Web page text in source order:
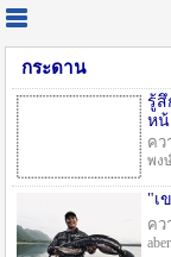
กระดาน
รู้สึ
หน้
คว
พง
"เ
คว